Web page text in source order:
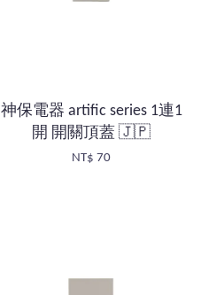
神保電器 artific series 1連1
開 開關頂蓋 🇯🇵
NT$ 70